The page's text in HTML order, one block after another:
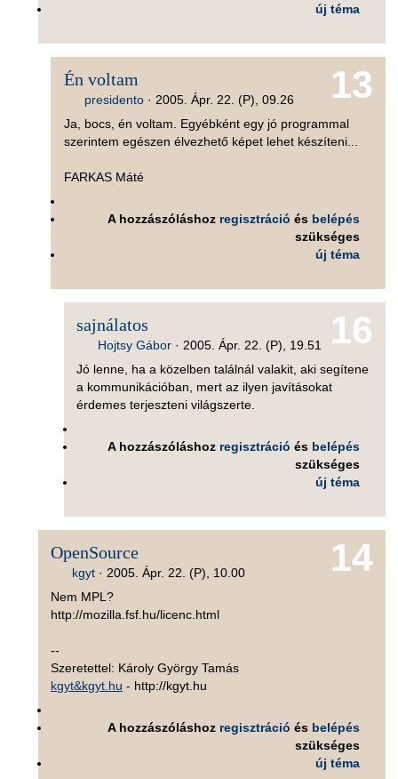
új téma
13
Én voltam
presidento · 2005. Ápr. 22. (P), 09.26
Ja, bocs, én voltam. Egyébként egy jó programmal
szerintem egészen élvezhető képet lehet készíteni...
FARKAS Máté
A hozzászóláshoz regisztráció és belépés
szükséges
új téma
16
sajnálatos
Hojtsy Gábor· 2005. Ápr. 22. (P), 19.51
Jó lenne, ha a közelben találnál valakit, aki segítene
a kommunikációban, mert az ilyen javításokat
érdemes terjeszteni világszerte.
A hozzászóláshoz regisztráció és belépés
szükséges
új téma
14
OpenSource
kgyt· 2005. Ápr. 22. (P), 10.00
Nem MPL?
http://mozilla.fsf.hu/licenc.html
--
Szeretettel: Károly György Tamás
kgyt&kgyt.hu - http://kgyt.hu
A hozzászóláshoz regisztráció és belépés
szükséges
új téma